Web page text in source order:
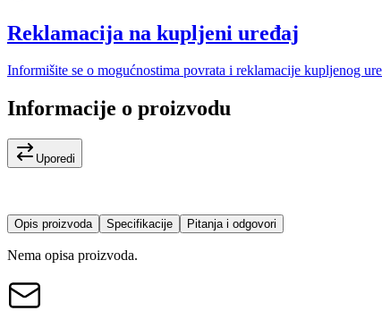
Reklamacija na kupljeni uređaj
Informišite se o mogućnostima povrata i reklamacije kupljenog
Informacije o proizvodu
Uporedi
Opis proizvoda Specifikacije Pitanja i odgovori
Nema opisa proizvoda.